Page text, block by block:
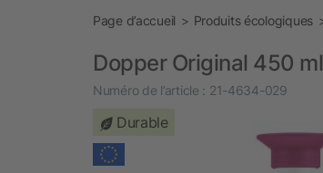
Page d’accueil Produits écologiques
Dopper Original 450 ml
Numéro de l’article : 21-4634-029
Durable